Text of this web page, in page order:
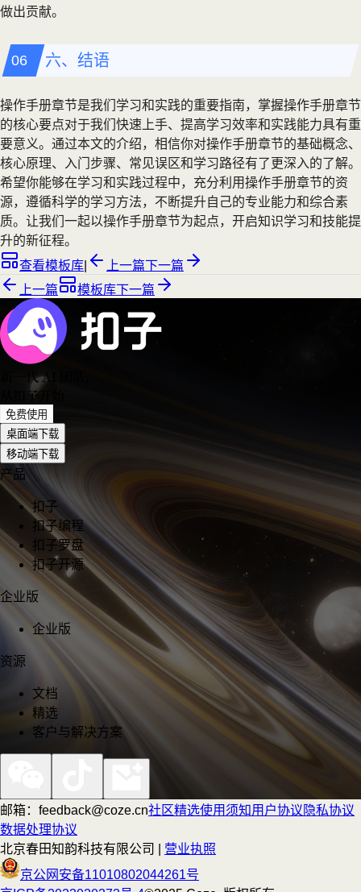
做出贡献。
六、结语
操作手册章节是我们学习和实践的重要指南，掌握操作手册章节
的核心要点对于我们快速上手、提高学习效率和实践能力具有重
要意义。通过本文的介绍，相信你对操作手册章节的基础概念、
核心原理、入门步骤、常见误区和学习路径有了更深入的了解。
希望你能够在学习和实践过程中，充分利用操作手册章节的资
源，遵循科学的学习方法，不断提升自己的专业能力和综合素
质。让我们一起以操作手册章节为起点，开启知识学习和技能提
升的新征程。
查看模板库
上一篇下一篇
上一篇
模板库下一篇
新一代 AI 团队
从扣子开始
免费使用
桌面端下载
移动端下载
产品
扣子
扣子编程
扣子罗盘
扣子开源
企业版
企业版
资源
文档
精选
客户与解决方案
邮箱：feedback@coze.cn社区精选使用须知用户协议 隐私协议
数据处理协议
北京春田知韵科技有限公司 |
营业执照
京公网安备11010802044261号